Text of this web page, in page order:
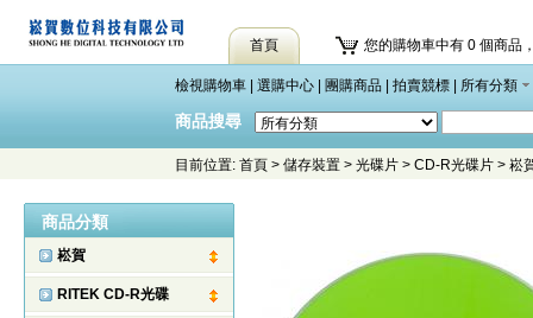
首頁 您的購物車中有 0 個商品
檢視購物車 選購中心 團購商品 拍賣競標 所有分類
商品搜尋
目前位置: 首頁 > 儲存裝置 > 光碟片 > CD-R光碟片 > 崧
商品分類
崧賀
RITEK CD-R光碟